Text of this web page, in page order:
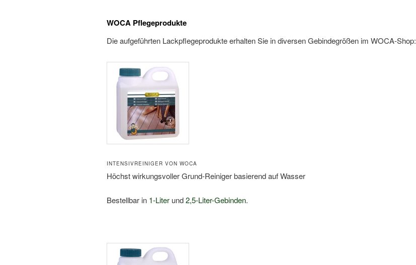
WOCA Pflegeprodukte
Die aufgeführten Lackpflegeprodukte erhalten Sie in diversen Gebindegrößen im WOCA-Shop:
INTENSIVREINIGER VON WOCA
Höchst wirkungsvoller Grund-Reiniger basierend auf Wasser
Bestellbar in 1-Liter und2,5-Liter-Gebinden.